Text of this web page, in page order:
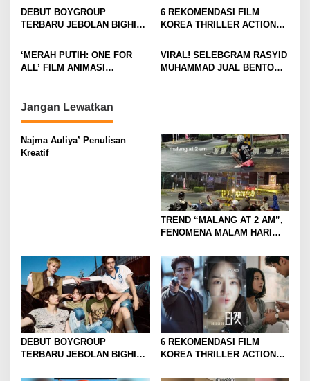
g
a
t
i
n
KALANGAN ANAK MUDA
DEBUT BOYGROUP
TERBARU JEBOLAN BIGHIT,
ANTUSIASME DAN RASA
PENASARAN
6 REKOMENDASI FILM
KOREA THRILLER ACTION
GREGET SEPANJANG
NONTON
‘MERAH PUTIH: ONE FOR
ALL’ FILM ANIMASI
VIRAL! SELEBGRAM RASYID
MUHAMMAD JUAL BENTO
Jangan Lewatkan
Najma Auliya’ Penulisan
Kreatif
TREND “MALANG AT 2 AM”,
FENOMENA MALAM HARI
KALANGAN ANAK MUDA
DEBUT BOYGROUP
TERBARU JEBOLAN BIGHIT,
6 REKOMENDASI FILM
KOREA THRILLER ACTION